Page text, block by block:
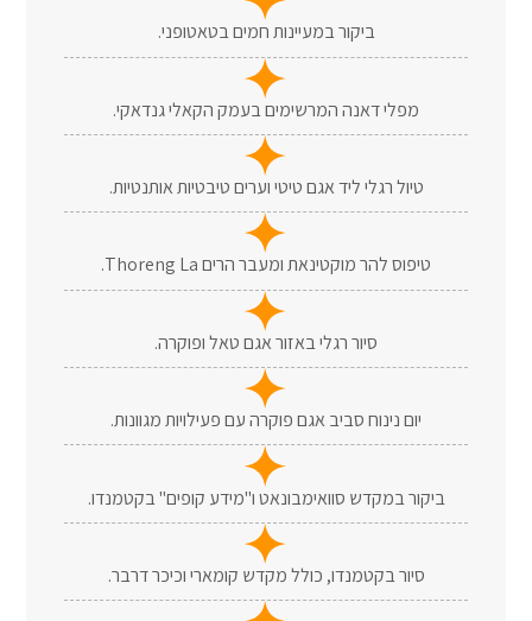
ביקור במעיינות חמים בטאטופני.
מפלי דאנה המרשימים בעמק הקאלי גנדאקי.
טיול רגלי ליד אגם טיטי וערים טיבטיות אותנטיות.
טיפוס להר מוקטינאת ומעבר הרים Thoreng La.
סיור רגלי באזור אגם טאל ופוקרה.
יום נינוח סביב אגם פוקרה עם פעילויות מגוונות.
ביקור במקדש סוואימבונאט ו"מידע קופים" בקטמנדו.
סיור בקטמנדו, כולל מקדש קומארי וכיכר דרבר.